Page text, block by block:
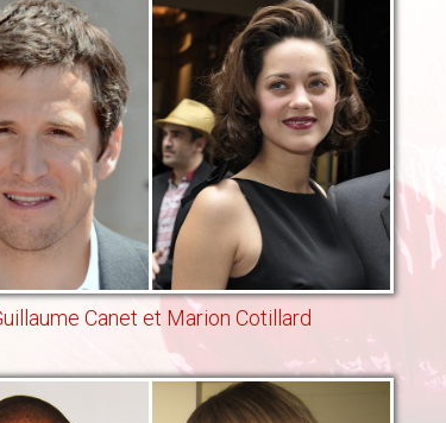
Canet et Marion Cotillard